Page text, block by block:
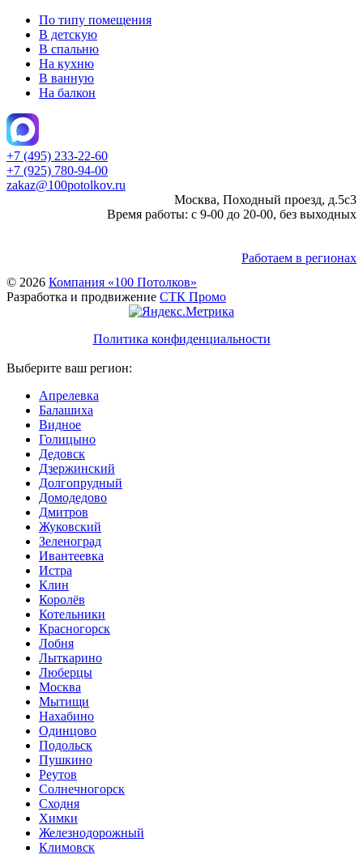
По типу помещения
В детскую
В спальню
На кухню
В ванную
На балкон
+7 (495) 233-22-60
+7 (925) 780-94-00
zakaz@100potolkov.ru
Москва, Походный проезд, д.5c3
Время работы: с 9-00 до 20-00, без выходных
Работаем в регионах
© 2026 Компания «100 Потолков»
Разработка и продвижение СТК Промо
Политика конфиденциальности
Выберите ваш регион:
Апрелевка
Балашиха
Видное
Голицыно
Дедовск
Дзержинский
Долгопрудный
Домодедово
Дмитров
Жуковский
Зеленоград
Ивантеевка
Истра
Клин
Королёв
Котельники
Красногорск
Лобня
Лыткарино
Люберцы
Мoсква
Мытищи
Нахабино
Одинцово
Подольск
Пушкино
Реутов
Солнечногорск
Сходня
Химки
Железнодорожный
Климовск